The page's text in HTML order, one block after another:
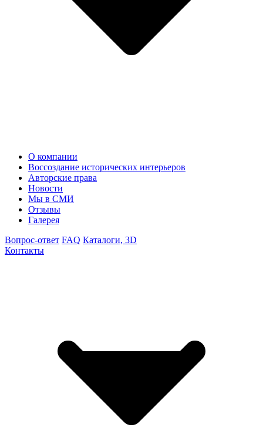
О компании
Воссоздание исторических интерьеров
Авторские права
Новости
Мы в СМИ
Отзывы
Галерея
Вопрос-ответ FAQ Каталоги, 3D
Контакты